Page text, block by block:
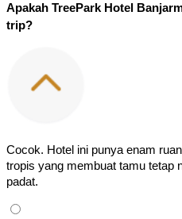
Apakah TreePark Hotel
trip?
Cocok. Hotel ini punya enam
tropis yang membuat tamu tetap
padat.